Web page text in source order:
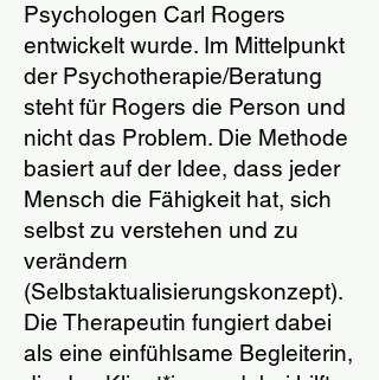
Psychologen Carl Rogers
entwickelt wurde. Im Mittelpunkt
der Psychotherapie/Beratung
steht für Rogers die Person und
nicht das Problem. Die Methode
basiert auf der Idee, dass jeder
Mensch die Fähigkeit hat, sich
selbst zu verstehen und zu
verändern
(Selbstaktualisierungskonzept).
Die Therapeutin fungiert dabei
als eine einfühlsame Begleiterin,